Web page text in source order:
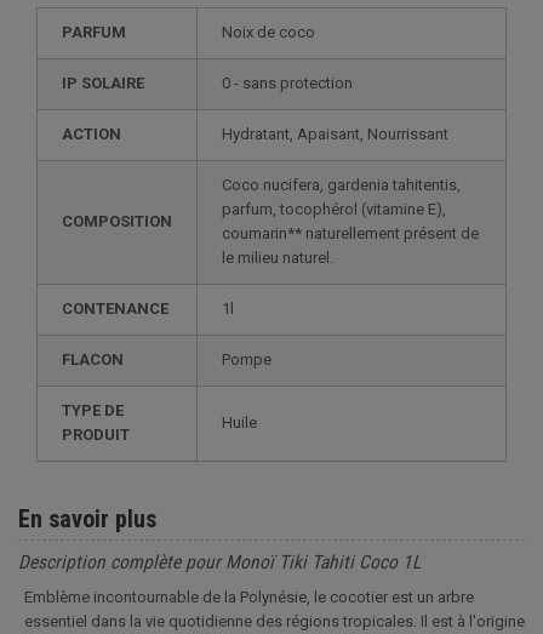
PARFUM Noix de coco
IP SOLAIRE 0 - sans protection
ACTION Hydratant, Apaisant, Nourrissant
COMPOSITION
Coco nucifera, gardenia tahitentis,
parfum, tocophérol (vitamine E),
coumarin** naturellement présent de
le milieu naturel.
CONTENANCE 1l
FLACON Pompe
TYPE DE
PRODUIT
Huile
En savoir plus
Description complète pour Monoï Tiki Tahiti Coco 1L
Emblème incontournable de la Polynésie, le cocotier est un arbre
essentiel dans la vie quotidienne des régions tropicales. Il est à l'origine